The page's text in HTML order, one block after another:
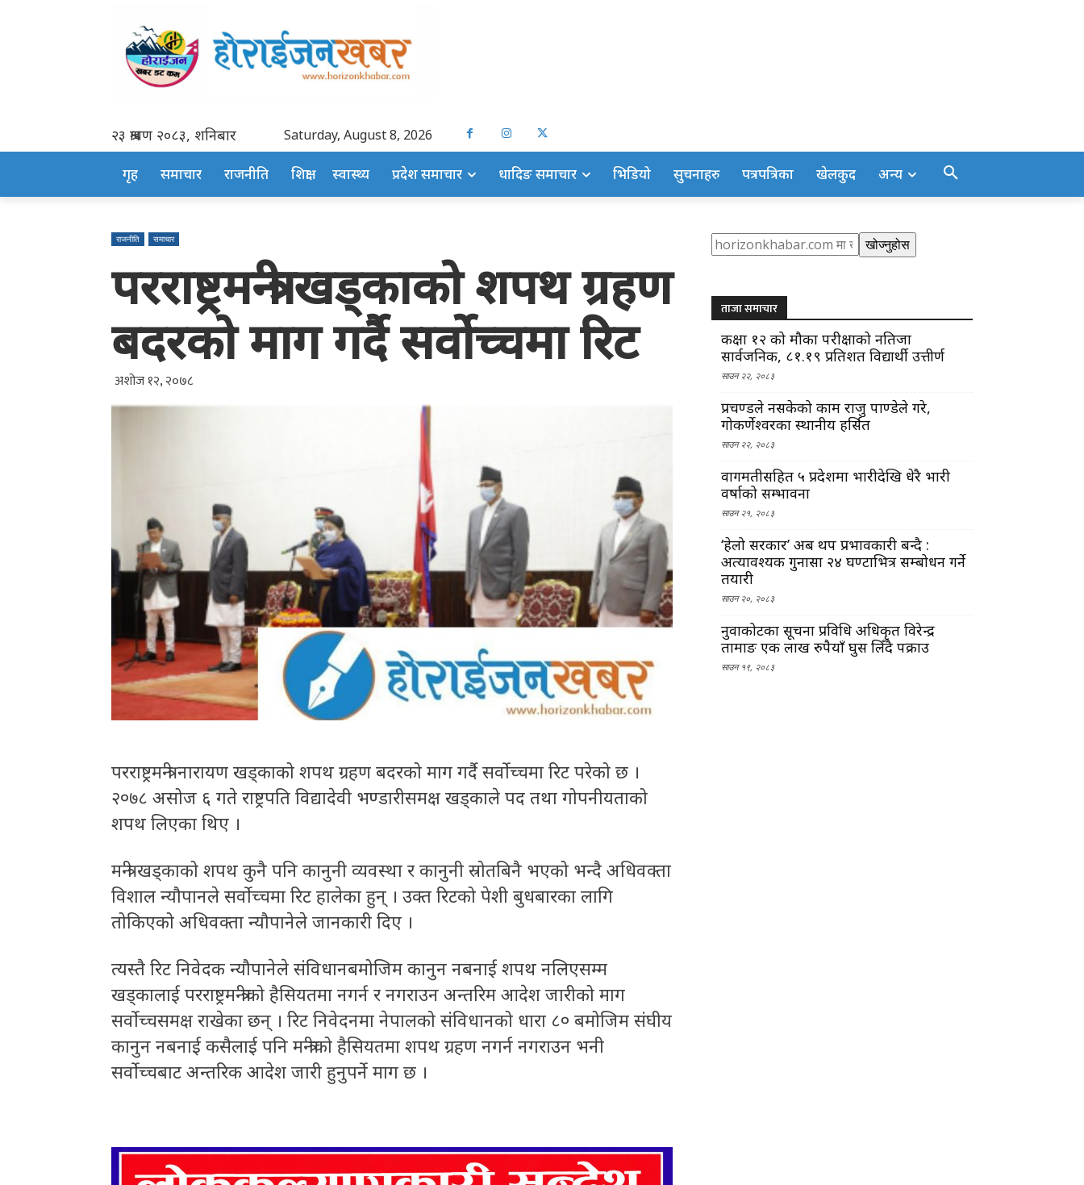
२३ श्रावण २०८३, शनिबार Saturday, August 8, 2026
गृह समाचार राजनीति शिक्षा स्वास्थ्य प्रदेश समाचार धादिङ समाचार भिडियो सुचनाहरु पत्रपत्रिका खेलकुद अन्य
राजनीति समाचार
परराष्ट्रमन्त्री खड्काको शपथ ग्रहण
बदरको माग गर्दै सर्वोच्चमा रिट
अशोज १२, २०७८
परराष्ट्रमन्त्री नारायण खड्काको शपथ ग्रहण बदरको माग गर्दै सर्वोच्चमा रिट परेको छ ।
२०७८ असोज ६ गते राष्ट्रपति विद्यादेवी भण्डारीसमक्ष खड्काले पद तथा गोपनीयताको
शपथ लिएका थिए ।
मन्त्री खड्काको शपथ कुनै पनि कानुनी व्यवस्था र कानुनी स्रोतबिनै भएको भन्दै अधिवक्ता
विशाल न्यौपानले सर्वोच्चमा रिट हालेका हुन् । उक्त रिटको पेशी बुधबारका लागि
तोकिएको अधिवक्ता न्यौपानेले जानकारी दिए ।
त्यस्तै रिट निवेदक न्यौपानेले संविधानबमोजिम कानुन नबनाई शपथ नलिएसम्म
खड्कालाई परराष्ट्रमन्त्रीको हैसियतमा नगर्न र नगराउन अन्तरिम आदेश जारीको माग
सर्वोच्चसमक्ष राखेका छन् । रिट निवेदनमा नेपालको संविधानको धारा ८० बमोजिम संघीय
कानुन नबनाई कसैलाई पनि मन्त्रीको हैसियतमा शपथ ग्रहण नगर्न नगराउन भनी
सर्वोच्चबाट अन्तरिक आदेश जारी हुनुपर्ने माग छ ।
Search खोज्नुहोस
ताजा समाचार
कक्षा १२ को मौका परीक्षाको नतिजा
सार्वजनिक, ८१.१९ प्रतिशत विद्यार्थी उत्तीर्ण
साउन २२, २०८३
प्रचण्डले नसकेको काम राजु पाण्डेले गरे,
गोकर्णेश्वरका स्थानीय हर्सित
साउन २२, २०८३
वागमतीसहित ५ प्रदेशमा भारीदेखि धेरै भारी
वर्षाको सम्भावना
साउन २१, २०८३
‘हेलो सरकार’ अब थप प्रभावकारी बन्दै :
अत्यावश्यक गुनासा २४ घण्टाभित्र सम्बोधन गर्ने
तयारी
साउन २०, २०८३
नुवाकोटका सूचना प्रविधि अधिकृत विरेन्द्र
तामाङ एक लाख रुपैयाँ घुस लिँदै पक्राउ
साउन १९, २०८३